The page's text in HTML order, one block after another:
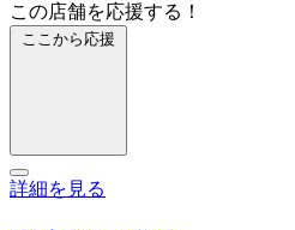
この店舗を応援する！
ここから応援
詳細を見る